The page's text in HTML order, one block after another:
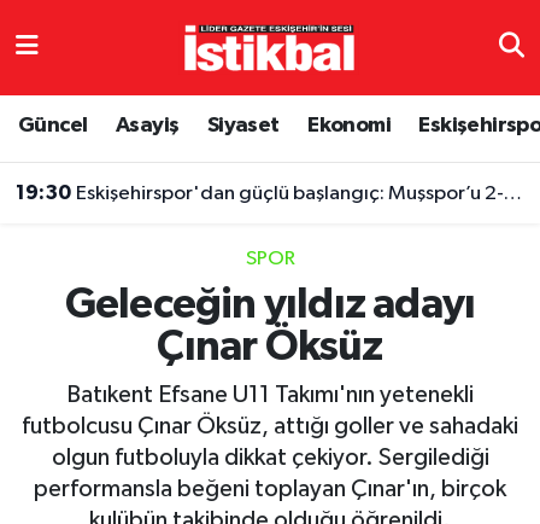
Güncel Asayiş Siyaset Ekonomi
19:30 Eskişehirspor'dan güçlü başlangıç: Muşspor’u 2-1 mağlup ettiler
SPOR
Geleceğin yıldız adayı
Çınar Öksüz
Batıkent Efsane U11 Takımı'nın yetenekli
futbolcusu Çınar Öksüz, attığı goller ve sahadaki
olgun futboluyla dikkat çekiyor. Sergilediği
performansla beğeni toplayan Çınar'ın, birçok
Eskişehirspor
Eğitim
Ekonomi
Eskişehir Nöbetçi Eczaneler
TFF 3.Lig 4.Grup Puan Durumu ve Fikstür
Tüm Manşetler
Son Dakika Haberleri